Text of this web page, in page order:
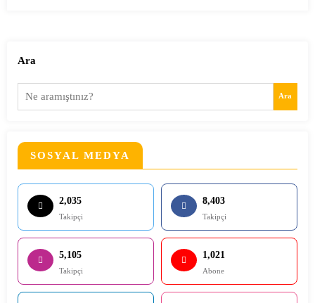
Ara
Ara
SOSYAL MEDYA
2,035
Takipçi
8,403
Takipçi
5,105
Takipçi
1,021
Abone